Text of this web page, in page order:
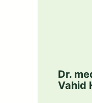
Dr.
Vahid